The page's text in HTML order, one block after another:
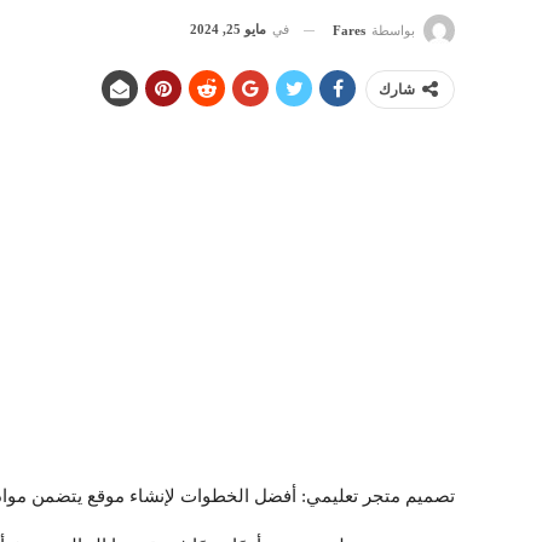
بواسطة Fares في مايو 25, 2024
شارك
تصميم متجر تعليمي: أفضل الخطوات لإنشاء موقع يتضمن مواد